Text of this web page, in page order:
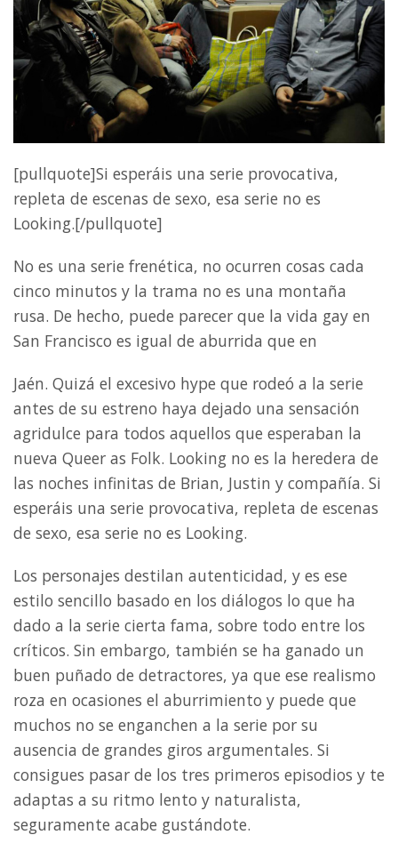
[pullquote]Si esperáis una serie provocativa,
repleta de escenas de sexo, esa serie no es
Looking.[/pullquote]
No es una serie frenética, no ocurren cosas cada
cinco minutos y la trama no es una montaña
rusa. De hecho, puede parecer que la vida gay en
San Francisco es igual de aburrida que en
Jaén. Quizá el excesivo hype que rodeó a la serie
antes de su estreno haya dejado una sensación
agridulce para todos aquellos que esperaban la
nueva Queer as Folk. Looking no es la heredera de
las noches infinitas de Brian, Justin y compañía. Si
esperáis una serie provocativa, repleta de escenas
de sexo, esa serie no es Looking.
Los personajes destilan autenticidad, y es ese
estilo sencillo basado en los diálogos lo que ha
dado a la serie cierta fama, sobre todo entre los
críticos. Sin embargo, también se ha ganado un
buen puñado de detractores, ya que ese realismo
roza en ocasiones el aburrimiento y puede que
muchos no se enganchen a la serie por su
ausencia de grandes giros argumentales. Si
consigues pasar de los tres primeros episodios y te
adaptas a su ritmo lento y naturalista,
seguramente acabe gustándote.